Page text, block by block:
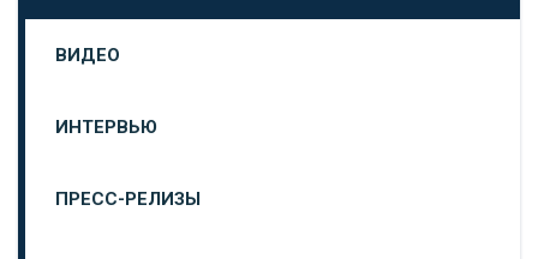
ВИДЕО
ИНТЕРВЬЮ
ПРЕСС-РЕЛИЗЫ